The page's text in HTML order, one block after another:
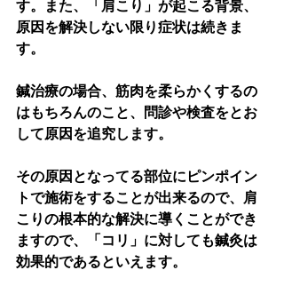
す。また、「肩こり」が起こる背景、
原因を解決しない限り症状は続きま
す。
鍼治療の場合、筋肉を柔らかくするの
はもちろんのこと、問診や検査をとお
して原因を追究します。
その原因となってる部位にピンポイン
トで施術をすることが出来るので、肩
こりの根本的な解決に導くことができ
ますので、「コリ」に対しても鍼灸は
効果的であるといえます。